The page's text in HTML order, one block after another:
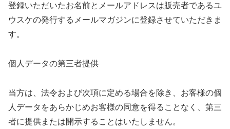
登録いただいたお名前とメールアドレスは販売者であるユ
ウスケの発行するメールマガジンに登録させていただきま
す。
個人データの第三者提供
当方は、法令および次項に定める場合を除き、お客様の個
人データをあらかじめお客様の同意を得ることなく、第三
者に提供または開示することはいたしません。